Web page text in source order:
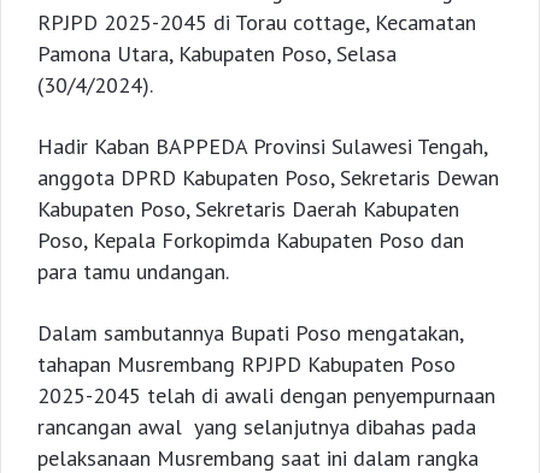
RPJPD 2025-2045 di Torau cottage, Kecamatan
Pamona Utara, Kabupaten Poso, Selasa
(30/4/2024).
Hadir Kaban BAPPEDA Provinsi Sulawesi Tengah,
anggota DPRD Kabupaten Poso, Sekretaris Dewan
Kabupaten Poso, Sekretaris Daerah Kabupaten
Poso, Kepala Forkopimda Kabupaten Poso dan
para tamu undangan.
Dalam sambutannya Bupati Poso mengatakan,
tahapan Musrembang RPJPD Kabupaten Poso
2025-2045 telah di awali dengan penyempurnaan
rancangan awal yang selanjutnya dibahas pada
pelaksanaan Musrembang saat ini dalam rangka